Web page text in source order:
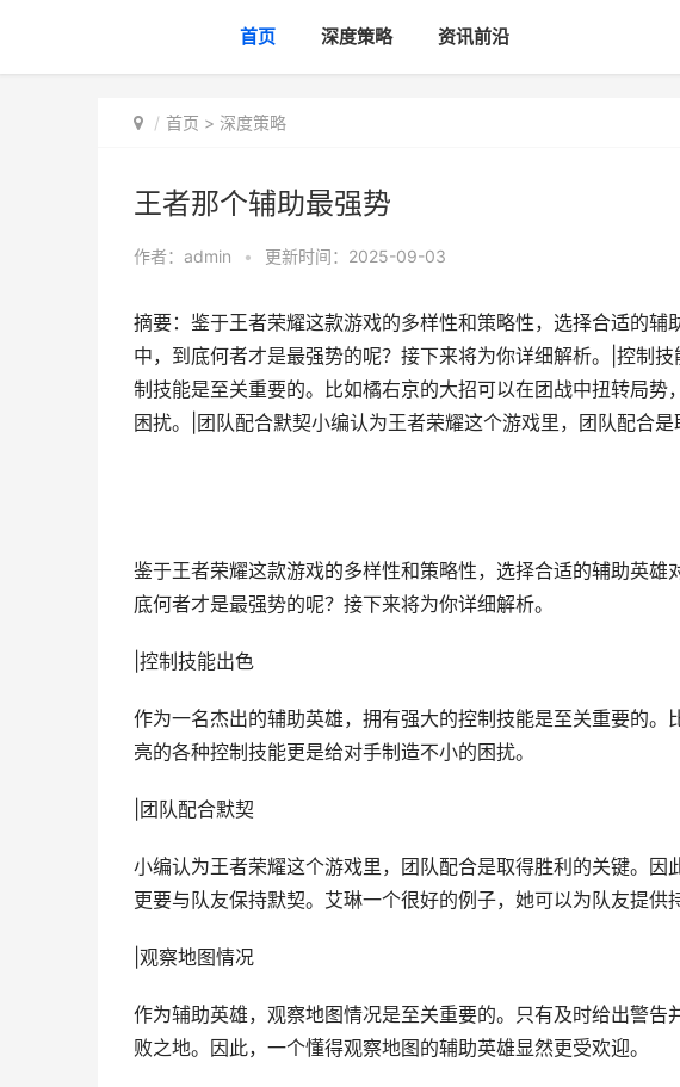
首页 深度策略 资讯前沿
首页 > 深度策略
王者那个辅助最强势
作者： admin • 更新时间：2025-09-03
摘要：鉴于王者荣耀这款游戏的多样性和策略性，选择合适的
中，到底何者才是最强势的呢？接下来将为你详细解析。|控制
制技能是至关重要的。比如橘右京的大招可以在团战中扭转局
困扰。|团队配合默契小编认为王者荣耀这个游戏里，团队配合
鉴于王者荣耀这款游戏的多样性和策略性，选择合适的辅助英雄
底何者才是最强势的呢？接下来将为你详细解析。
|控制技能出色
作为一名杰出的辅助英雄，拥有强大的控制技能是至关重要的
亮的各种控制技能更是给对手制造不小的困扰。
|团队配合默契
小编认为王者荣耀这个游戏里，团队配合是取得胜利的关键。因
更要与队友保持默契。艾琳一个很好的例子，她可以为队友提供
|观察地图情况
作为辅助英雄，观察地图情况是至关重要的。只有及时给出警
败之地。因此，一个懂得观察地图的辅助英雄显然更受欢迎。